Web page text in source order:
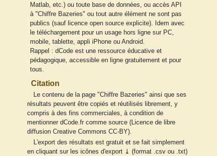
Matlab, etc.) ou toute base de données, ou accès API
à "Chiffre Bazeries" ou tout autre élément ne sont pas
publics (sauf licence open source explicite). Idem avec
le téléchargement pour un usage hors ligne sur PC,
mobile, tablette, appli iPhone ou Android.
Rappel : dCode est une ressource éducative et
pédagogique, accessible en ligne gratuitement et pour
tous.
Citation
Le contenu de la page "Chiffre Bazeries" ainsi que ses
résultats peuvent être copiés et réutilisés librement, y
compris à des fins commerciales, à condition de
mentionner dCode.fr comme source (Licence de libre
diffusion Creative Commons CC-BY).
L'export des résultats est gratuit et se fait simplement
en cliquant sur les icônes d'export ⤓ (format .csv ou .txt)